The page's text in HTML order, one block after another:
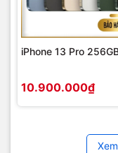
iPhone 13 Pro
10.900.000₫